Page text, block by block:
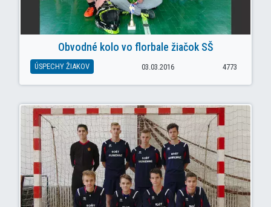
Obvodné kolo vo florbale žiačok SŠ
ÚSPECHY ŽIAKOV 03.03.2016 4773